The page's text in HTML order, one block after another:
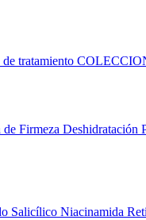
de tratamiento
de Firmeza Deshidratación
Salicílico Niacinamida